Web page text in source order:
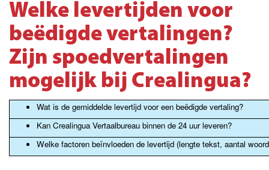
Welke levertijden voor
beëdigde vertalingen?
Zijn spoedvertalingen
mogelijk bij Crealingua?
Wat is de gemiddelde levertijd voor een beëdigde vertaling?
Kan Crealingua Vertaalbureau binnen de 24 uur leveren?
Welke factoren beïnvloeden de levertijd (lengte tekst, aantal